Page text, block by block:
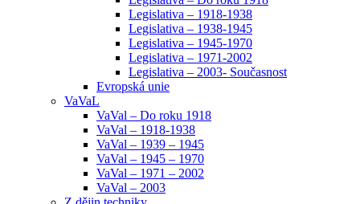
Legislativa – 1918-1938
Legislativa – 1938-1945
Legislativa – 1945-1970
Legislativa – 1971-2002
Legislativa – 2003- Současnost
Evropská unie
VaVaL
VaVal – Do roku 1918
VaVal – 1918-1938
VaVal – 1939 – 1945
VaVal – 1945 – 1970
VaVal – 1971 – 2002
VaVal – 2003